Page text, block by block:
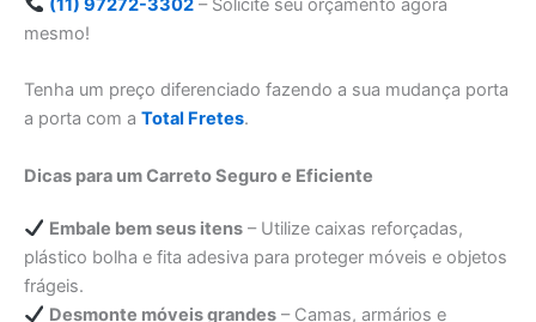
(11) 97272-3302– Solicite seu orçamento agora
mesmo!
Tenha um preço diferenciado fazendo a sua mudança porta
a porta com a Total Fretes.
Dicas para um Carreto Seguro e Eficiente
Embale bem seus itens– Utilize caixas reforçadas,
plástico bolha e fita adesiva para proteger móveis e objetos
frágeis.
Desmonte móveis grandes– Camas, armários e